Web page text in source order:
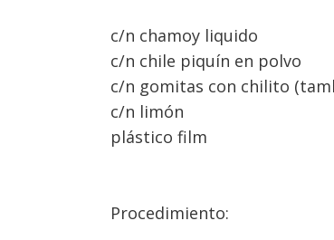
c/n chamoy liquido
c/n chile piquín en polvo
c/n gomitas con chilito
c/n limón
plástico film
Procedimiento: